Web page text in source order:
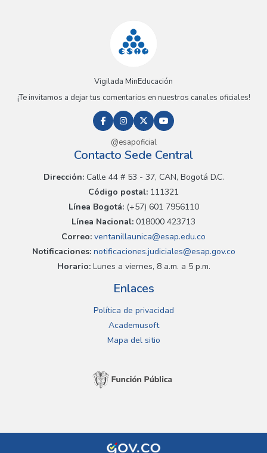
Vigilada MinEducación
¡Te invitamos a dejar tus comentarios en nuestros canales oficiales!
@esapoficial
Contacto Sede Central
Dirección:Calle 44 # 53 - 37, CAN, Bogotá D.C.
Código postal: 111321
Línea Bogotá:(+57) 601 7956110
Línea Nacional: 018000 423713
Correo: ventanillaunica@esap.edu.co
Notificaciones:notificaciones.judiciales@esap.gov.co
Horario:Lunes a viernes, 8 a.m. a 5 p.m.
Enlaces
Política de privacidad
Academusoft
Mapa del sitio